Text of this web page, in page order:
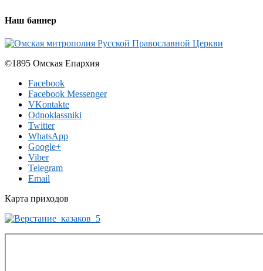
Наш баннер
©1895 Омская Епархия
Facebook
Facebook Messenger
VKontakte
Odnoklassniki
Twitter
WhatsApp
Google+
Viber
Telegram
Email
Карта приходов